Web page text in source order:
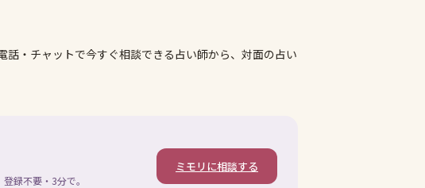
話・チャットで今すぐ相談できる占い師から、対面の占い
録不要・3分で。
ミモリに相談する